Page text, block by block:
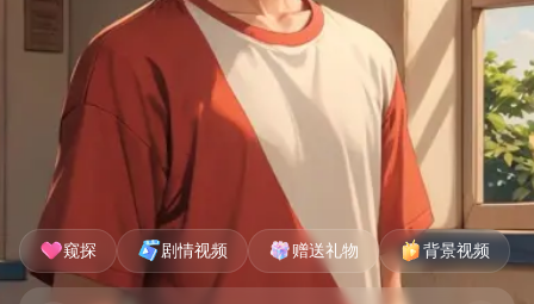
窥探 剧情视频 赠送礼物 背景视频